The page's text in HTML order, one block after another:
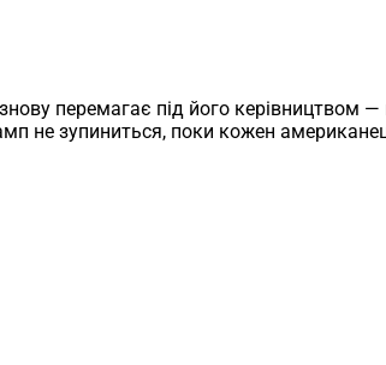
перемагає під його керівництвом
не зупиниться, поки кожен